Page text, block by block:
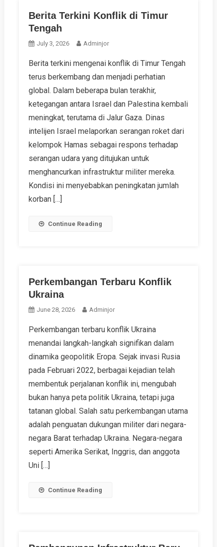
Berita Terkini Konflik di Timur
Tengah
July 3, 2026 Adminjor
Berita terkini mengenai konflik di Timur Tengah
terus berkembang dan menjadi perhatian
global. Dalam beberapa bulan terakhir,
ketegangan antara Israel dan Palestina kembali
meningkat, terutama di Jalur Gaza. Dinas
intelijen Israel melaporkan serangan roket dari
kelompok Hamas sebagai respons terhadap
serangan udara yang ditujukan untuk
menghancurkan infrastruktur militer mereka.
Kondisi ini menyebabkan peningkatan jumlah
korban […]
Continue Reading
Perkembangan Terbaru Konflik
Ukraina
June 28, 2026 Adminjor
Perkembangan terbaru konflik Ukraina
menandai langkah-langkah signifikan dalam
dinamika geopolitik Eropa. Sejak invasi Rusia
pada Februari 2022, berbagai kejadian telah
membentuk perjalanan konflik ini, mengubah
bukan hanya peta politik Ukraina, tetapi juga
tatanan global. Salah satu perkembangan utama
adalah penguatan dukungan militer dari negara-
negara Barat terhadap Ukraina. Negara-negara
seperti Amerika Serikat, Inggris, dan anggota
Uni […]
Continue Reading